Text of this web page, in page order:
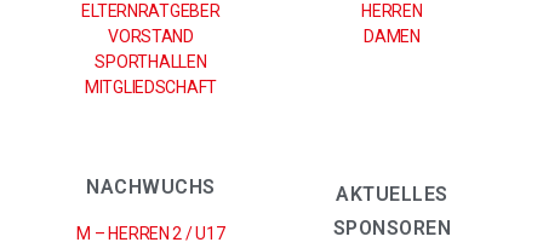
ELTERNRATGEBER
VORSTAND
SPORTHALLEN
MITGLIEDSCHAFT
HERREN
DAMEN
NACHWUCHS
M – HERREN 2 / U17
AKTUELLES
SPONSOREN